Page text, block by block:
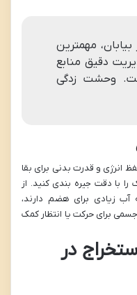
مهمترین
دقیق منابع
وحشت زدگی
انرژی و قدرت بدنی برای بقا
با دقت جیره بندی کنید. از
زیادی برای هضم دارند،
برای حرکت یا انتظار کمک
در